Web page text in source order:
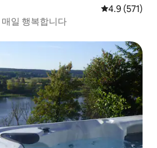
평점 4.9점(5
4.9 (571)
일 행복합니다